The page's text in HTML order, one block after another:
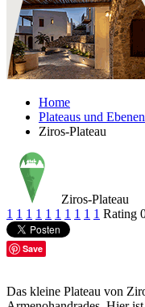
Home
Plateaus und Ebenen
Ziros-Plateau
Ziros-Plateau
1 1 1 1 1 1 1 1 1 1 Rating
Save
Das kleine Plateau von